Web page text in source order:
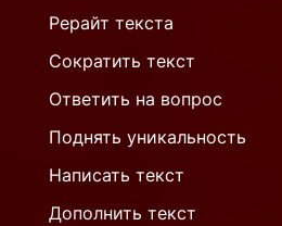
Рерайт текста
Сократить текст
Ответить на вопрос
Поднять уникальность
Написать текст
Дополнить текст